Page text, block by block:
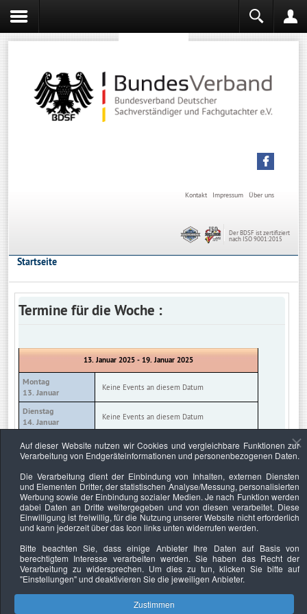
Über uns
Impressum
Kontakt
Der BDSF ist zertifiziert
nach ISO 9001:2015
Startseite
Termine für die Woche :
13. Januar 2025 - 19. Januar 2025
Montag
13. Januar
Keine Events an diesem Datum
Dienstag
14. Januar
Keine Events an diesem Datum
Mittwoch
15. Januar
Keine Events an diesem Datum
16. Januar
Keine Events an diesem Datum
Freitag
17. Januar
Keine Events an diesem Datum
Samstag
Sonntag
19. Januar
Keine Events an diesem Datum
Auf dieser Website nutzen wir Cookies und vergleichbare Funktionen zur
Verarbeitung von Endgeräteinformationen und personenbezogenen Daten.
Die Verarbeitung dient der Einbindung von Inhalten, externen Diensten
und Elementen Dritter, der statistischen Analyse/Messung, personalisierten
Werbung sowie der Einbindung sozialer Medien. Je nach Funktion werden
dabei Daten an Dritte weitergegeben und von diesen verarbeitet. Diese
Einwilligung ist freiwillig, für die Nutzung unserer Website nicht erforderlich
und kann jederzeit über das Icon links unten widerrufen werden.
Bitte beachten Sie, dass einige Anbieter Ihre Daten auf Basis von
berechtigtem Interesse verarbeiten werden. Sie haben das Recht der
Verarbeitung zu widersprechen. Um dies zu tun, klicken Sie bitte auf
"Einstellungen"und deaktivieren Sie die jeweiligen Anbieter.
Zustimmen